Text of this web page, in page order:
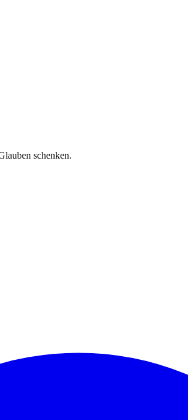
schenken.